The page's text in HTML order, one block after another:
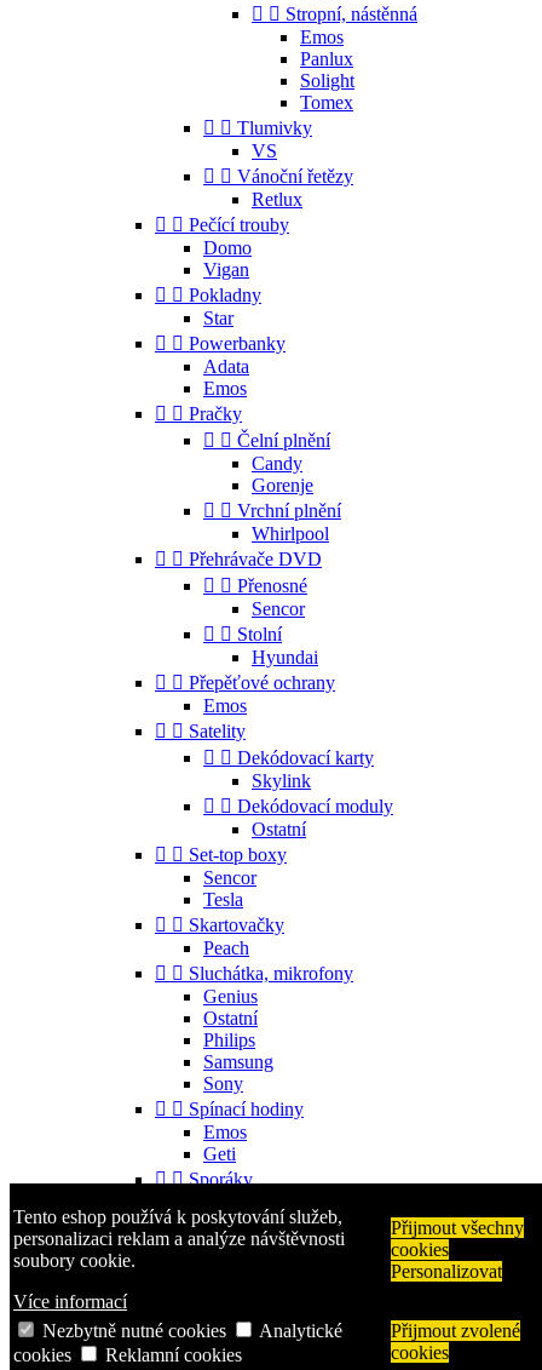
Tento eshop používá k poskytování služeb,
personalizaci reklam a analýze návštěvnosti
soubory cookie.
Více informací
Přijmout všechny
cookies
Personalizovat
Nezbytně nutné cookies
Analytické
cookies
Reklamní cookies
Přijmout zvolené
cookies
  Stropní, nástěnná
Emos
Panlux
Solight
Tomex
  Tlumivky
VS
  Vánoční řetězy
Retlux
  Pečící trouby
Domo
Vigan
  Pokladny
Star
  Powerbanky
Adata
Emos
  Pračky
  Čelní plnění
Candy
Gorenje
  Vrchní plnění
Whirlpool
  Přehrávače DVD
  Přenosné
Sencor
  Stolní
Hyundai
  Přepěťové ochrany
Emos
  Satelity
  Dekódovací karty
Skylink
  Dekódovací moduly
Ostatní
  Set-top boxy
Sencor
Tesla
  Skartovačky
Peach
  Sluchátka, mikrofony
Genius
Ostatní
Philips
Samsung
Sony
  Spínací hodiny
Emos
Geti
  Sporáky
  Příslušenství
Gorenje
Aligator
Nokia
Samsung